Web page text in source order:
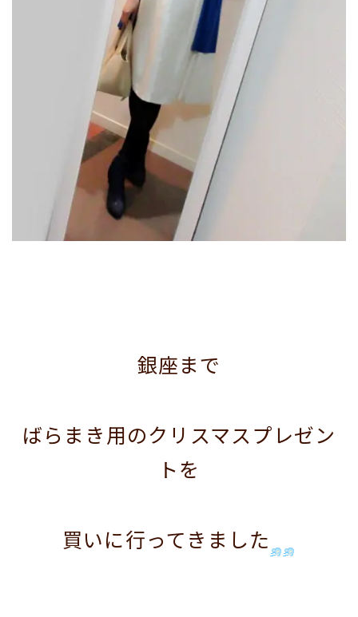
銀座まで
ばらまき用のクリスマスプレゼン
トを
買いに行ってきました